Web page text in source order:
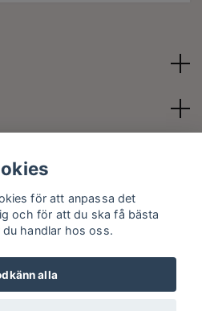
för att anpassa det
och för att du ska få bästa
handlar hos oss.
alla